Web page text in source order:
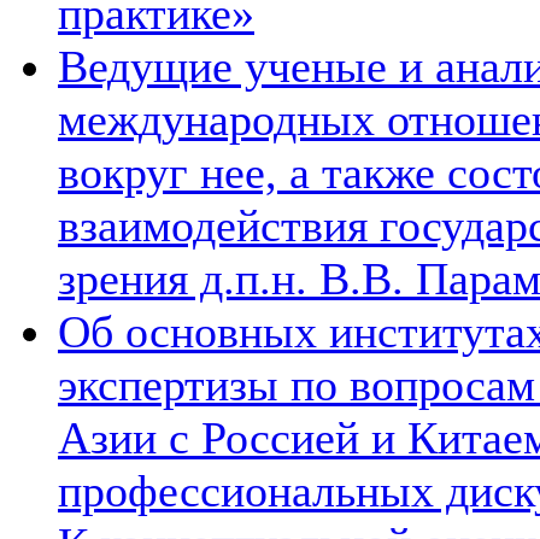
практике»
Ведущие ученые и
международных
вокруг нее, а также
взаимодействия
зрения д.п.н. В.В.
Об основных
экспертизы по
Азии с Россией и
профессиональных